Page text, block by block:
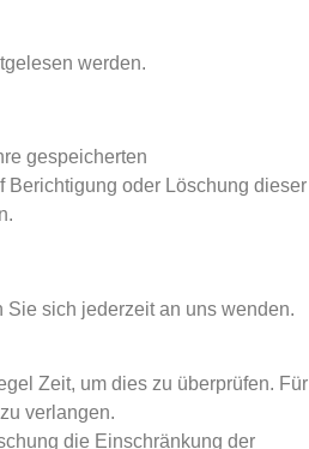
werden.
gespeicherten
Berichtigung oder Löschung dieser
sich jederzeit an uns wenden.
Zeit, um dies zu überprüfen. Für
verlangen.
die Einschränkung der